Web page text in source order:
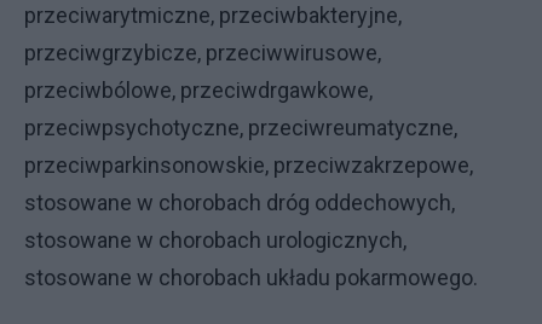
przeciwarytmiczne, przeciwbakteryjne,
przeciwgrzybicze, przeciwwirusowe,
przeciwbólowe, przeciwdrgawkowe,
przeciwpsychotyczne, przeciwreumatyczne,
przeciwparkinsonowskie, przeciwzakrzepowe,
stosowane w chorobach dróg oddechowych,
stosowane w chorobach urologicznych,
stosowane w chorobach układu pokarmowego.